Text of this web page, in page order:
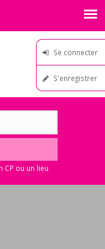
Se connecter
S'enregistrer